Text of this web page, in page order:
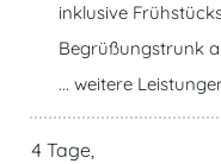
inklusive
Begrüßungstrunk
... weitere
4 Tage,